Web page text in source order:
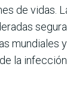
de vidas.
mundiales
la infección.